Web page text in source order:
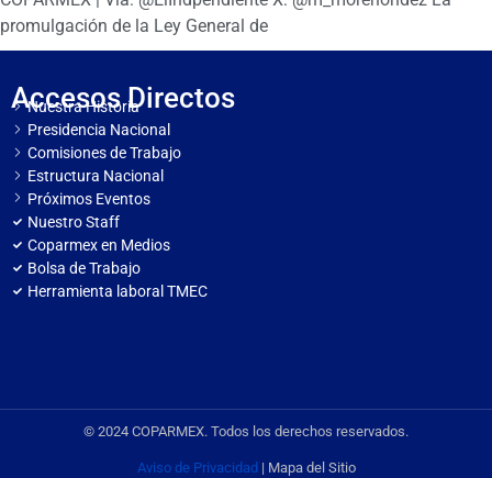
promulgación de la Ley General de
Accesos Directos
Nuestra Historia
Presidencia Nacional
Comisiones de Trabajo
Estructura Nacional
Próximos Eventos
Nuestro Staff
Coparmex en Medios
Bolsa de Trabajo
Herramienta laboral TMEC
© 2024 COPARMEX. Todos los derechos reservados.
Aviso de Privacidad | Mapa del Sitio